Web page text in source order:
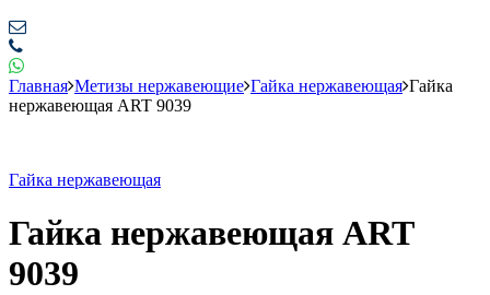
Главная Метизы нержавеющие Гайка нержавеющая Гайка
нержавеющая ART 9039
Гайка нержавеющая
Гайка нержавеющая ART
9039